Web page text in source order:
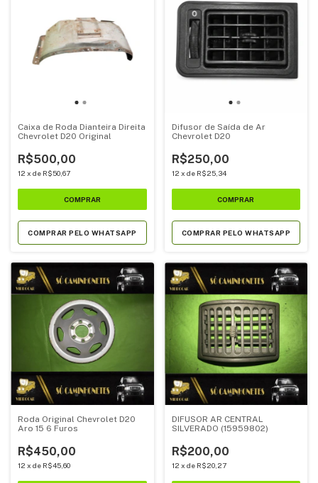
Caixa de Roda Dianteira Direita
Chevrolet D20 Original
R$500,00
12 x de R$50,67
COMPRAR PELO WHATSAPP
Difusor de Saída de Ar
Chevrolet D20
R$250,00
12 x de R$25,34
COMPRAR PELO WHATSAPP
Roda Original Chevrolet D20
Aro 15 6 Furos
R$450,00
12 x de R$45,60
DIFUSOR AR CENTRAL
SILVERADO (15959802)
R$200,00
12 x de R$20,27